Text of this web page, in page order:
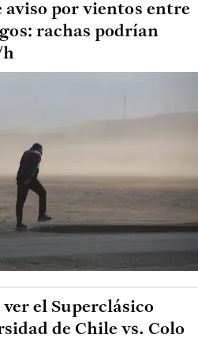
por vientos entre
rachas podrían
h
el Superclásico
de Chile vs. Colo